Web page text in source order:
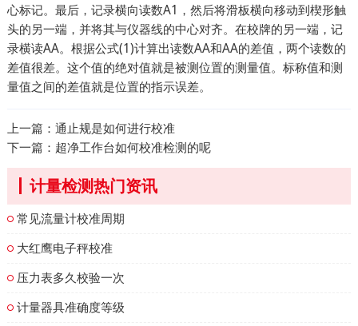
心标记。最后，记录横向读数A1，然后将滑板横向移动到楔形触
头的另一端，并将其与仪器线的中心对齐。在校牌的另一端，记
录横读AA。根据公式(1)计算出读数AA和AA的差值，两个读数的
差值很差。这个值的绝对值就是被测位置的测量值。标称值和测
量值之间的差值就是位置的指示误差。
上一篇： 通止规是如何进行校准
下一篇： 超净工作台如何校准检测的呢
计量检测热门资讯
常见流量计校准周期
大红鹰电子秤校准
压力表多久校验一次
计量器具准确度等级